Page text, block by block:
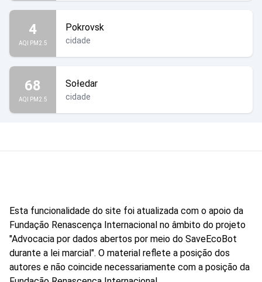
4
AQI PM2.5
Pokrovsk
cidade
68
AQI PM2.5
Sołedar
cidade
Esta funcionalidade do site foi atualizada com o apoio da
Fundação Renascença Internacional no âmbito do projeto
"Advocacia por dados abertos por meio do SaveEcoBot
durante a lei marcial". O material reflete a posição dos
autores e não coincide necessariamente com a posição da